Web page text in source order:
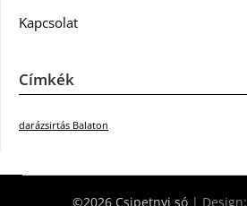
Kapcsolat
Címkék
darázsirtás Balaton
©2026 Csipetnyi só | Design: